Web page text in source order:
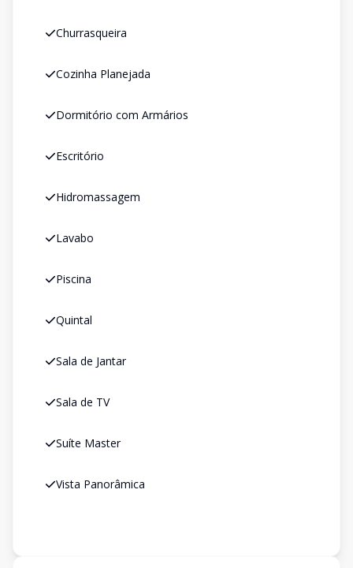
Churrasqueira
Cozinha Planejada
Dormitório com Armários
Escritório
Hidromassagem
Lavabo
Piscina
Quintal
Sala de Jantar
Sala de TV
Suíte Master
Vista Panorâmica